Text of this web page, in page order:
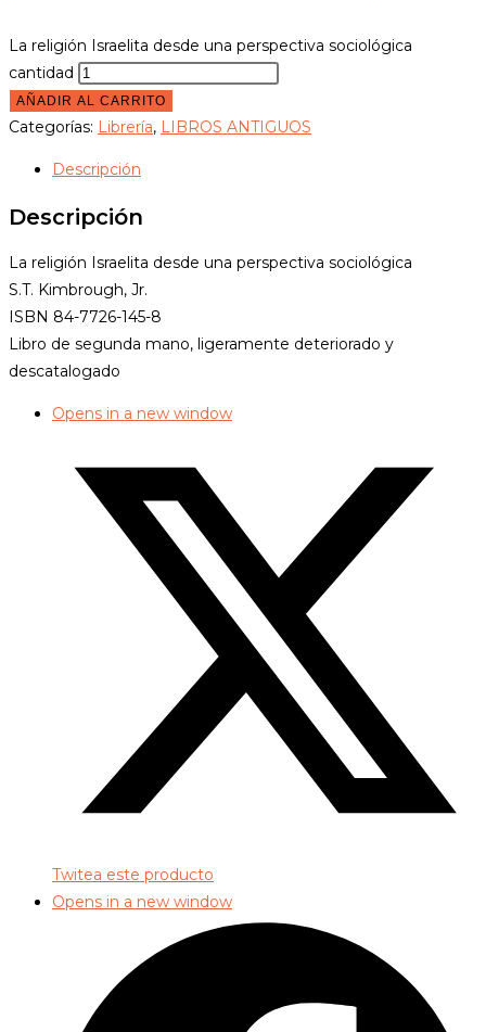
La religión Israelita desde una perspectiva sociológica
cantidad
AÑADIR AL CARRITO
Categorías: Librería, LIBROS ANTIGUOS
Descripción
Descripción
La religión Israelita desde una perspectiva sociológica
S.T. Kimbrough, Jr.
ISBN 84-7726-145-8
Libro de segunda mano, ligeramente deteriorado y
descatalogado
Opens in a new window
Twitea este producto
Opens in a new window